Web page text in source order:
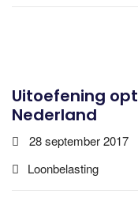
Uitoefening
Nederland
28 september 2017
Loonbelasting